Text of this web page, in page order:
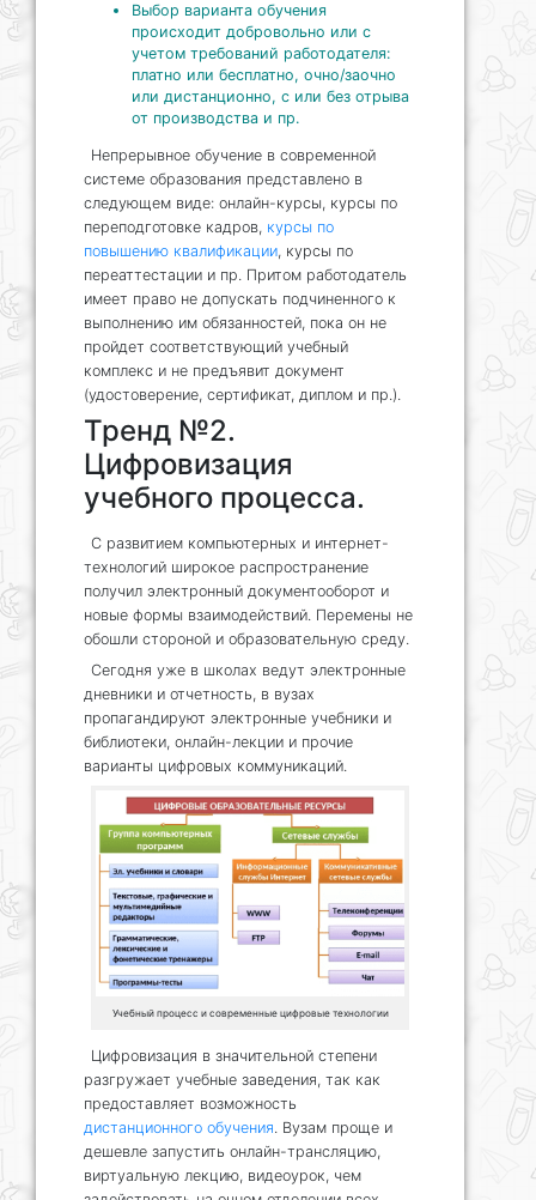
Выбор варианта обучения
происходит добровольно или с
учетом требований работодателя:
платно или бесплатно, очно/заочно
или дистанционно, с или без отрыва
от производства и пр.
Непрерывное обучение в современной
системе образования представлено в
следующем виде: онлайн-курсы, курсы по
переподготовке кадров, курсы по
повышению квалификации, курсы по
переаттестации и пр. Притом работодатель
имеет право не допускать подчиненного к
выполнению им обязанностей, пока он не
пройдет соответствующий учебный
комплекс и не предъявит документ
(удостоверение, сертификат, диплом и пр.).
Тренд №2.
Цифровизация
учебного процесса.
С развитием компьютерных и интернет-
технологий широкое распространение
получил электронный документооборот и
новые формы взаимодействий. Перемены не
обошли стороной и образовательную среду.
Сегодня уже в школах ведут электронные
дневники и отчетность, в вузах
пропагандируют электронные учебники и
библиотеки, онлайн-лекции и прочие
варианты цифровых коммуникаций.
Учебный процесс и современные цифровые технологии
Цифровизация в значительной степени
разгружает учебные заведения, так как
предоставляет возможность
дистанционного обучения. Вузам проще и
дешевле запустить онлайн-трансляцию,
виртуальную лекцию, видеоурок, чем